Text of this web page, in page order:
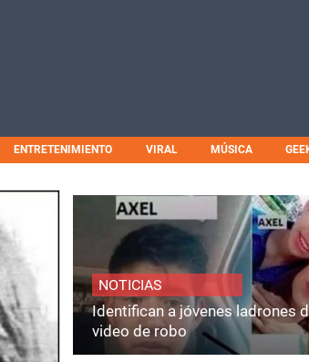
ENTRETENIMIENTO VIRAL MÚSICA
NOTICIAS
Identifican a jóvenes ladrones
video de robo